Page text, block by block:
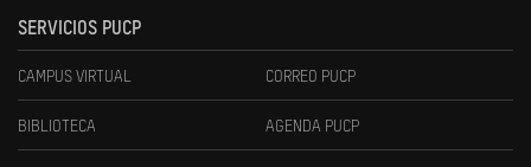
SERVICIOS PUCP
CAMPUS VIRTUAL CORREO PUCP
BIBLIOTECA AGENDA PUCP